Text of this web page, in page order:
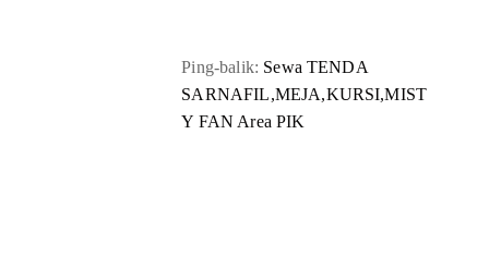
Ping-balik: Sewa TENDA
SARNAFIL,MEJA,KURSI,MIST
Y FAN Area PIK